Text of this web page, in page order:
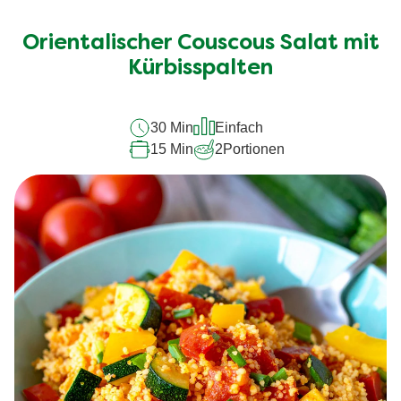
für
dieses
Orientalischer Couscous Salat mit
Kürbisspalten
30 Min
Einfach
15 Min
2Portionen